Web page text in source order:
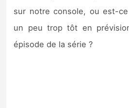
sur notre console, ou est-
un peu trop tôt en
épisode de la série ?